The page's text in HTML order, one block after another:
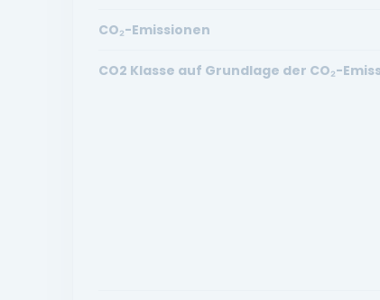
CO₂-Emissionen
CO2 Klasse auf Grundlage der CO₂-